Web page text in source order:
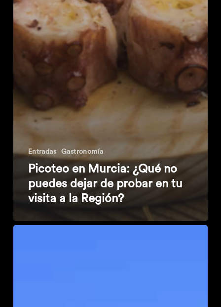
Entradas Gastronomía
Picoteo en Murcia: ¿Qué no
puedes dejar de probar en tu
visita a la Región?